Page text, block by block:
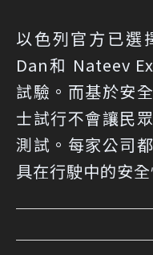
以色列官方已選
Dan和 Nateev
試驗。而基於安
士試行不會讓民
測試。每家公司
具在行駛中的安